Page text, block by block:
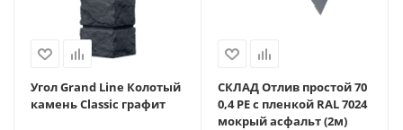
Угол Grand Line Колотый
камень Classic графит
СКЛАД Отлив простой 70
0,4 PE с пленкой RAL 7024
мокрый асфальт (2м)